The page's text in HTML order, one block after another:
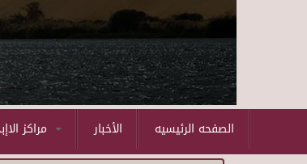
الأخبار الصفحه الرئيسيه